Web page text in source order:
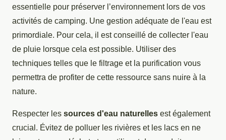
essentielle pour préserver l’environnement lors de vos
activités de camping. Une gestion adéquate de l'eau est
primordiale. Pour cela, il est conseillé de collecter l'eau
de pluie lorsque cela est possible. Utiliser des
techniques telles que le filtrage et la purification vous
permettra de profiter de cette ressource sans nuire à la
nature.
Respecter les sources d'eau naturelles est également
crucial. Évitez de polluer les rivières et les lacs en ne